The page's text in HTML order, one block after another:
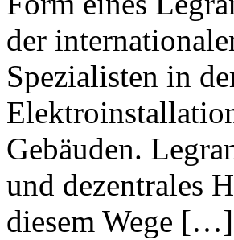
der
Spezialisten in
Gebäuden.
und dezentrales
diesem Wege […]